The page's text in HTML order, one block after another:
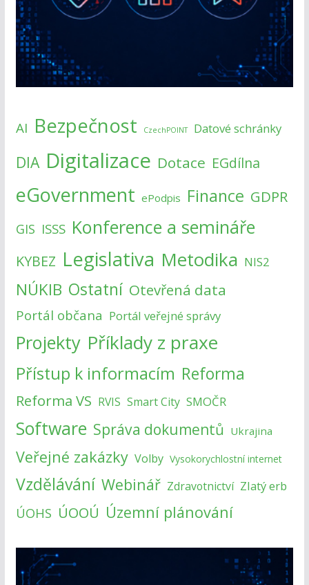
AI Bezpečnost CzechPOINT Datové schránky
DIA Digitalizace Dotace EGdílna
eGovernment ePodpis Finance GDPR
GIS ISSS Konference a semináře
KYBEZ Legislativa Metodika NIS2
NÚKIB Ostatní Otevřená data
Portál občana Portál veřejné správy
Projekty Příklady z praxe
Přístup k informacím Reforma
Reforma VS RVIS Smart City SMOČR
Software Správa dokumentů Ukrajina
Veřejné zakázky Volby Vysokorychlostní internet
Vzdělávání Webinář Zdravotnictví Zlatý erb
ÚOHS ÚOOÚ Územní plánování